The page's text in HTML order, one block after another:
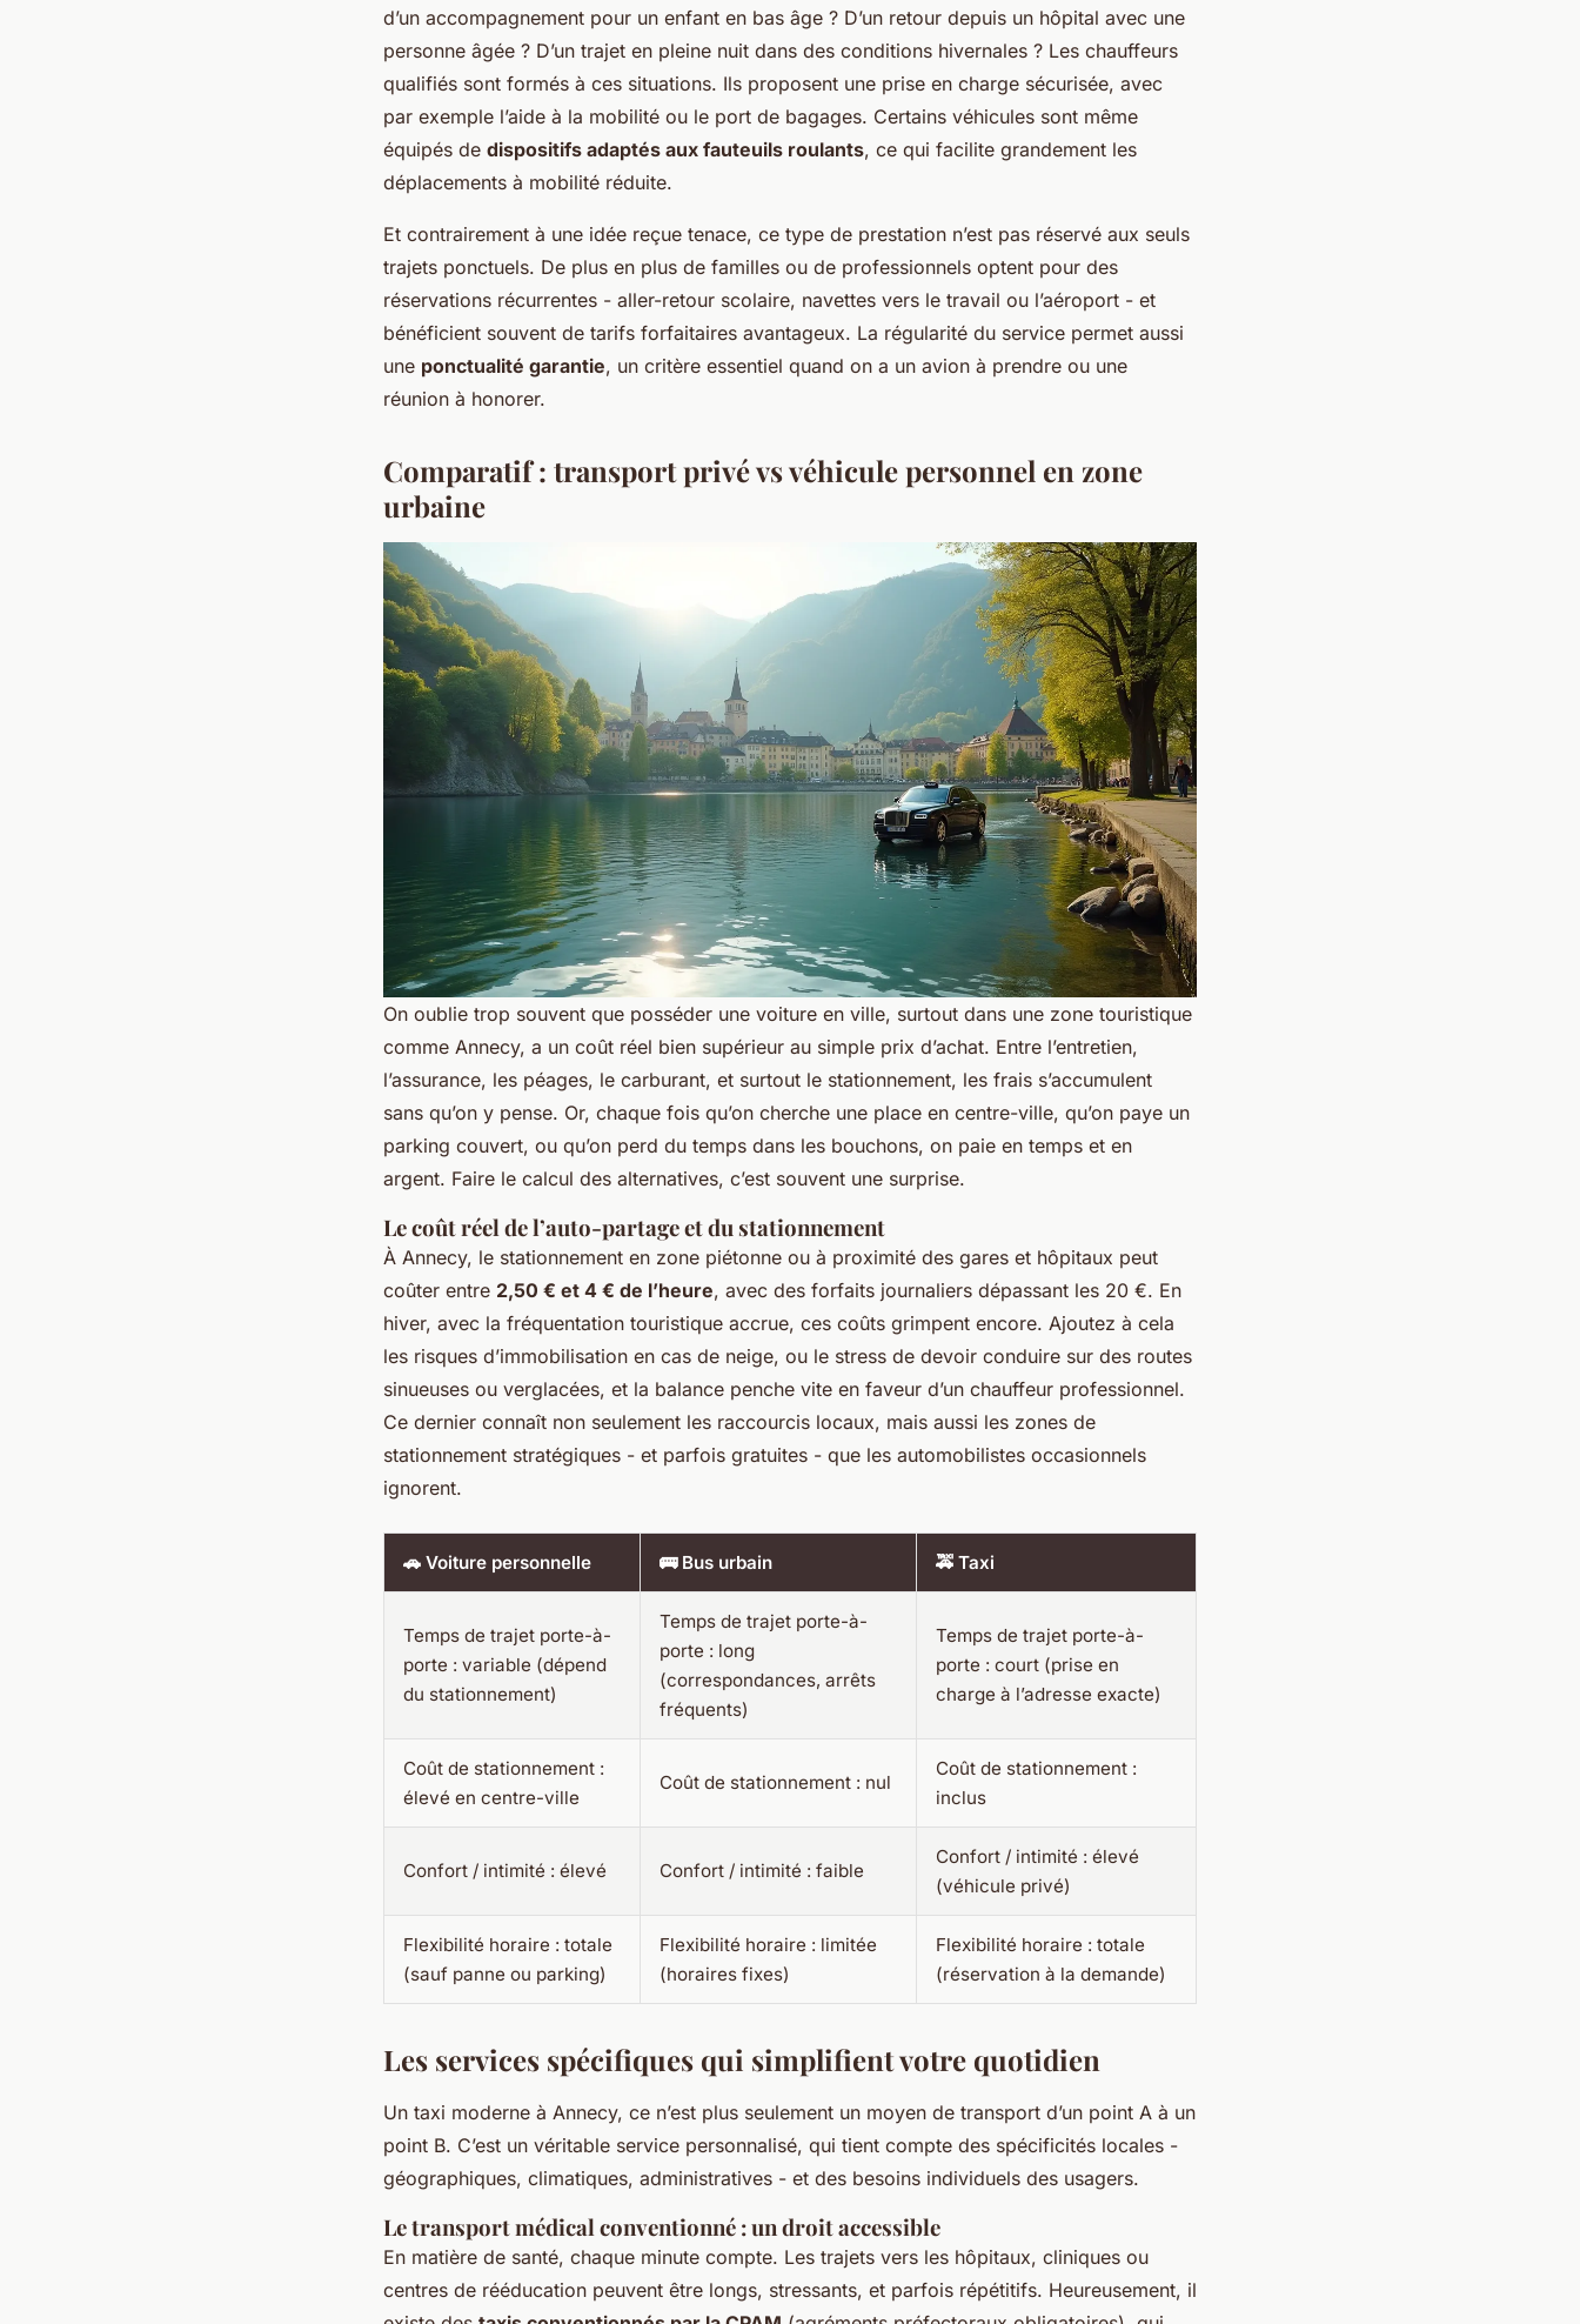
d’un accompagnement pour un enfant en bas âge ? D’un retour depuis un hôpital avec une
personne âgée ? D’un trajet en pleine nuit dans des conditions hivernales ? Les chauffeurs
qualifiés sont formés à ces situations. Ils proposent une prise en charge sécurisée, avec
par exemple l’aide à la mobilité ou le port de bagages. Certains véhicules sont même
équipés de dispositifs adaptés aux fauteuils roulants, ce qui facilite grandement les
déplacements à mobilité réduite.
Et contrairement à une idée reçue tenace, ce type de prestation n’est pas réservé aux seuls
trajets ponctuels. De plus en plus de familles ou de professionnels optent pour des
réservations récurrentes - aller-retour scolaire, navettes vers le travail ou l’aéroport - et
bénéficient souvent de tarifs forfaitaires avantageux. La régularité du service permet aussi
une ponctualité garantie, un critère essentiel quand on a un avion à prendre ou une
réunion à honorer.
Comparatif : transport privé vs véhicule personnel en zone
urbaine
On oublie trop souvent que posséder une voiture en ville, surtout dans une zone touristique
comme Annecy, a un coût réel bien supérieur au simple prix d’achat. Entre l’entretien,
l’assurance, les péages, le carburant, et surtout le stationnement, les frais s’accumulent
sans qu’on y pense. Or, chaque fois qu’on cherche une place en centre-ville, qu’on paye un
parking couvert, ou qu’on perd du temps dans les bouchons, on paie en temps et en
argent. Faire le calcul des alternatives, c’est souvent une surprise.
Le coût réel de l’auto-partage et du stationnement
À Annecy, le stationnement en zone piétonne ou à proximité des gares et hôpitaux peut
coûter entre 2,50 € et 4 € de l’heure, avec des forfaits journaliers dépassant les 20 €. En
hiver, avec la fréquentation touristique accrue, ces coûts grimpent encore. Ajoutez à cela
les risques d’immobilisation en cas de neige, ou le stress de devoir conduire sur des routes
sinueuses ou verglacées, et la balance penche vite en faveur d’un chauffeur professionnel.
Ce dernier connaît non seulement les raccourcis locaux, mais aussi les zones de
stationnement stratégiques - et parfois gratuites - que les automobilistes occasionnels
ignorent.
🚗 Voiture personnelle 🚌 Bus urbain 🚕 Taxi
Temps de trajet porte-à-
porte : variable (dépend
du stationnement)
Temps de trajet porte-à-
porte : long
(correspondances, arrêts
fréquents)
Temps de trajet porte-à-
porte : court (prise en
charge à l’adresse exacte)
Coût de stationnement :
élevé en centre-ville
Coût de stationnement : nul
Coût de stationnement :
inclus
Confort / intimité : élevé Confort / intimité : faible
Confort / intimité : élevé
(véhicule privé)
Flexibilité horaire : totale
(sauf panne ou parking)
Flexibilité horaire : limitée
(horaires fixes)
Flexibilité horaire : totale
(réservation à la demande)
Les services spécifiques qui simplifient votre quotidien
Un taxi moderne à Annecy, ce n’est plus seulement un moyen de transport d’un point A à un
point B. C’est un véritable service personnalisé, qui tient compte des spécificités locales -
géographiques, climatiques, administratives - et des besoins individuels des usagers.
Le transport médical conventionné : un droit accessible
En matière de santé, chaque minute compte. Les trajets vers les hôpitaux, cliniques ou
centres de rééducation peuvent être longs, stressants, et parfois répétitifs. Heureusement, il